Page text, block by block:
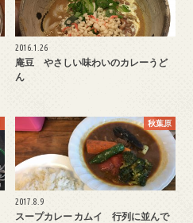
2016.1.26
庵豆 やさしい味わいのカレーうど
ん
秋葉原
2017.8.9
スープカレー カムイ 行列に並んで